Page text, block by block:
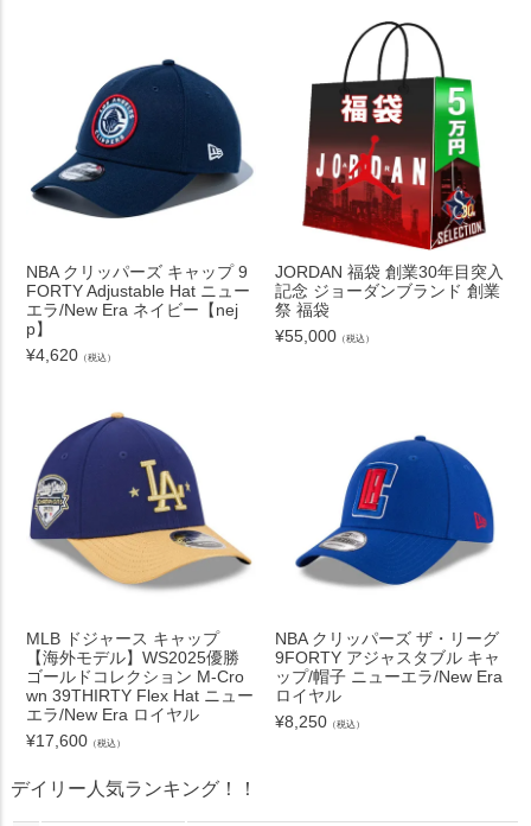
NBA クリッパーズ キャップ 9
FORTY Adjustable Hat ニュー
エラ/New Era ネイビー【nej
p】
¥4,620 （税込）
JORDAN 福袋 創業30年目突入
記念 ジョーダンブランド 創業
祭 福袋
¥55,000 （税込）
MLB ドジャース キャップ
【海外モデル】WS2025優勝
ゴールドコレクション M-Cro
wn 39THIRTY Flex Hat ニュー
エラ/New Era ロイヤル
¥17,600 （税込）
NBA クリッパーズ ザ・リーグ
9FORTY アジャスタブル キャ
ップ/帽子 ニューエラ/New Era
ロイヤル
¥8,250 （税込）
デイリー人気ランキング！！